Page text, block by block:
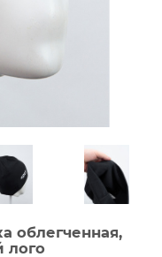
облегченная,
лого